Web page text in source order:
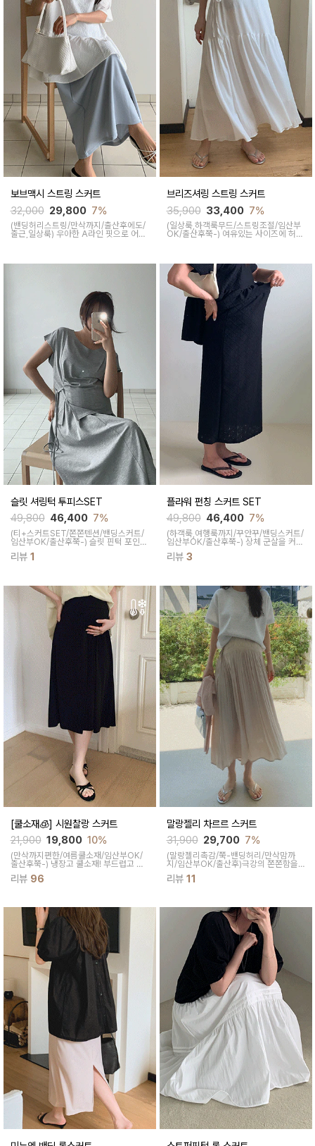
보브맥시 스트링 스커트
32,000 29,800 7%
(밴딩허리스트링/만삭까지/출산후에도/
출근,일상룩) 우아한 A라인 핏으로 어디
브리즈셔링 스트링 스커트
35,900 33,400 7%
(일상룩,하객룩무드/스트링조절/임산부
OK/출산후쭉-) 여유있는 사이즈에 허리
능해요
슬릿 셔링턱 투피스SET
49,800 46,400 7%
(티+스커트SET/쫀쫀텐션/밴딩스커트/
임산부OK/출산후쭉-) 슬릿 핀턱 포인트
로 시크하고 유니크하게 연출되는 아이
템이에요 투피스로 코디 걱정 없이 고급
리뷰 1
플라워 펀칭 스커트 SET
49,800 46,400 7%
(하객룩,여행룩까지/꾸안꾸/밴딩스커트/
임산부OK/출산후쭉-) 상체 군살을 커버
해 주고 꽃무늬 펀칭 포인트로 사랑스럽
고 스타일리시해 보이면서 까슬거리지
리뷰 3
[쿨소재🧊] 시원찰랑 스커트
21,900 19,800 10%
(만삭까지편한/여름쿨소재/임산부OK/
출산후쭉-) 냉장고 쿨소재! 부드럽고 스
판기좋은 소재감이 굿! 부담없이 편히 즐
기기 좋은 이지한 스타일의 A라인 롱스
리뷰 96
말랑젤리 차르르 스커트
31,900 29,700 7%
(말랑젤리촉감/쭉-밴딩허리/만삭맘까
지/임산부OK/출산후)극강의 쫀쫀함을
자랑하는 신축성에 쿨링감이 느껴지는
원단으로 피부에 닿는 텍스처가 매우 부
리뷰 11